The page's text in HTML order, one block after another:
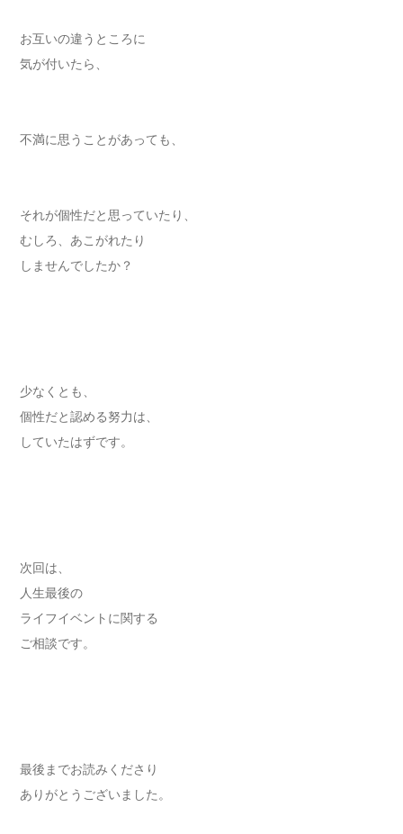
お互いの違うところに
気が付いたら、
不満に思うことがあっても、
それが個性だと思っていたり、
むしろ、あこがれたり
しませんでしたか？
少なくとも、
個性だと認める努力は、
していたはずです。
次回は、
人生最後の
ライフイベントに関する
ご相談です。
最後までお読みくださり
ありがとうございました。